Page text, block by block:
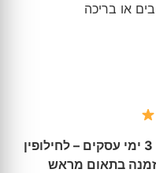
או בריכה
דגם זה זמין במלאי ויסופק בתוך 3 ימי עסקים – לחילופין
בתאום מראש